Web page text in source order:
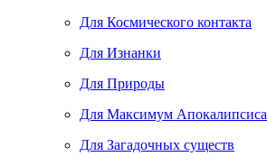
Для Космического контакта
Для Изнанки
Для Природы
Для Максимум Апокалипсиса
Для Загадочных существ